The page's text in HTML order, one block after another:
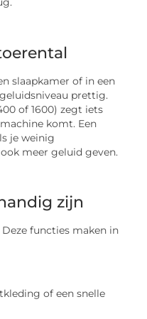
slaapkamer of in een
prettig.
of 1600) zegt iets
komt. Een
je weinig
meer geluid geven.
zijn
functies maken in
of een snelle